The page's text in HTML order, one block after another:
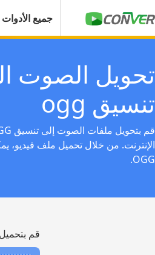
جميع الأدوات
تحويل الصوت
تنسيق ogg
الإنترنت. من خلال تحميل ملف فيديو،
OGG.
قم